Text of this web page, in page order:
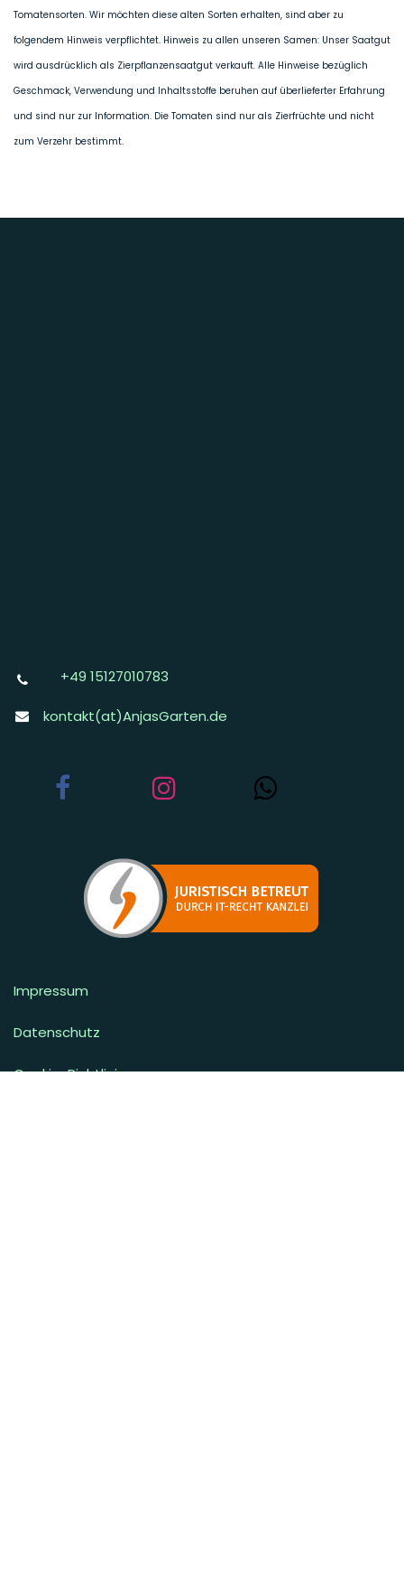
Tomatensorten. Wir möchten diese alten Sorten erhalten, sind aber zu
folgendem Hinweis verpflichtet. Hinweis zu allen unseren Samen: Unser Saatgut
wird ausdrücklich als Zierpflanzensaatgut verkauft. Alle Hinweise bezüglich
Geschmack, Verwendung und Inhaltsstoffe beruhen auf überlieferter Erfahrung
und sind nur zur Information. Die Tomaten sind nur als Zierfrüchte und nicht
zum Verzehr bestimmt.
+49 15127010783
kontakt(at)AnjasGarten.de
Impressum
Datenschutz
Cookie-Richtlinien